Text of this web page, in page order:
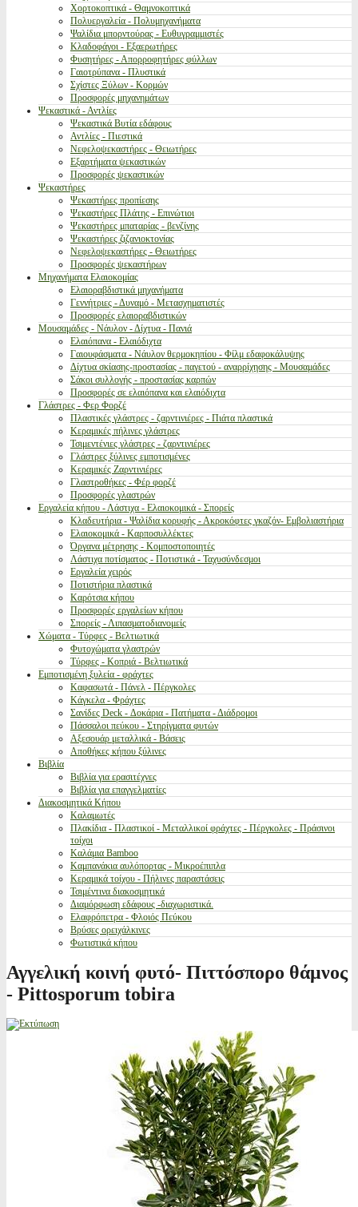
Χορτοκοπτικά - Θαμνοκοπτικά
Πολυεργαλεία - Πολυμηχανήματα
Ψαλίδια μπορντούρας - Ευθυγραμμιστές
Κλαδοφάγοι - Εξαερωτήρες
Φυσητήρες - Απορροφητήρες φύλλων
Γαιοτρύπανα - Πλυστικά
Σχίστες Ξύλων - Κορμών
Προσφορές μηχανημάτων
Ψεκαστικά - Αντλίες
Ψεκαστικά Βυτία εδάφους
Αντλίες - Πιεστικά
Νεφελοψεκαστήρες - Θειωτήρες
Εξαρτήματα ψεκαστικών
Προσφορές ψεκαστικών
Ψεκαστήρες
Ψεκαστήρες προπίεσης
Ψεκαστήρες Πλάτης - Επινώτιοι
Ψεκαστήρες μπαταρίας - βενζίνης
Ψεκαστήρες ζιζανιοκτονίας
Νεφελοψεκαστήρες - Θειωτήρες
Προσφορές ψεκαστήρων
Μηχανήματα Ελαιοκομίας
Ελαιοραβδιστικά μηχανήματα
Γεννήτριες - Δυναμό - Μετασχηματιστές
Προσφορές ελαιοραβδιστικών
Μουσαμάδες - Νάυλον - Δίχτυα - Πανιά
Ελαιόπανα - Ελαιόδιχτα
Γαιουφάσματα - Νάυλον θερμοκηπίου - Φίλμ εδαφοκάλυψης
Δίχτυα σκίασης-προστασίας - παγετού - αναρρίχησης - Μουσαμάδες
Σάκοι συλλογής - προστασίας καρπών
Προσφορές σε ελαιόπανα και ελαιόδιχτα
Γλάστρες - Φερ Φορζέ
Πλαστικές γλάστρες - ζαρντινιέρες - Πιάτα πλαστικά
Κεραμικές πήλινες γλάστρες
Τσιμεντένιες γλάστρες - ζαρντινιέρες
Γλάστρες ξύλινες εμποτισμένες
Κεραμικές Ζαρντινιέρες
Γλαστροθήκες - Φέρ φορζέ
Προσφορές γλαστρών
Εργαλεία κήπου - Λάστιχα - Ελαιοκομικά - Σπορείς
Κλαδευτήρια - Ψαλίδια κορυφής - Ακροκόφτες γκαζόν- Εμβολιαστήρια
Ελαιοκομικά - Καρποσυλλέκτες
Όργανα μέτρησης - Κομποστοποιητές
Λάστιχα ποτίσματος - Ποτιστικά - Ταχυσύνδεσμοι
Εργαλεία χειρός
Ποτιστήρια πλαστικά
Καρότσια κήπου
Προσφορές εργαλείων κήπου
Σπορείς - Λιπασματοδιανομείς
Χώματα - Τύρφες - Βελτιωτικά
Φυτοχώματα γλαστρών
Τύρφες - Κοπριά - Βελτιωτικά
Εμποτισμένη ξυλεία - φράχτες
Καφασωτά - Πάνελ - Πέργκολες
Κάγκελα - Φράχτες
Σανίδες Deck - Δοκάρια - Πατήματα - Διάδρομοι
Πάσσαλοι πεύκου - Στηρίγματα φυτών
Αξεσουάρ μεταλλικά - Βάσεις
Αποθήκες κήπου ξύλινες
Βιβλία
Βιβλία για ερασιτέχνες
Βιβλία για επαγγελματίες
Διακοσμητικά Κήπου
Καλαμωτές
Πλακίδια - Πλαστικοί - Μεταλλικοί φράχτες - Πέργκολες - Πράσινοι
τοίχοι
Καλάμια Bamboo
Καμπανάκια αυλόπορτας - Μικροέπιπλα
Κεραμικά τοίχου - Πήλινες παραστάσεις
Τσιμέντινα διακοσμητικά
Διαμόρφωση εδάφους -διαχωριστικά.
Ελαφρόπετρα - Φλοιός Πεύκου
Βρύσες ορειχάλκινες
Φωτιστικά κήπου
Αγγελική κοινή φυτό- Πιττόσπορο θάμνος
- Pittosporum tobira